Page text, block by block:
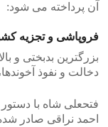
آن پرداخته می شود:
فروپاشی و تجزیه
بزرگترین بدبختی و
دخالت و نفوذ
فتحعلی شاه با
احمد نراقی صادر